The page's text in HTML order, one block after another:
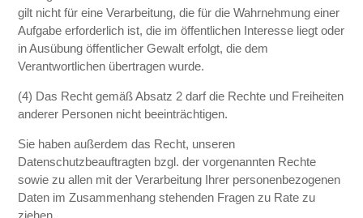
gilt nicht für eine Verarbeitung, die für die Wahrnehmung einer
Aufgabe erforderlich ist, die im öffentlichen Interesse liegt oder
in Ausübung öffentlicher Gewalt erfolgt, die dem
Verantwortlichen übertragen wurde.
(4) Das Recht gemäß Absatz 2 darf die Rechte und Freiheiten
anderer Personen nicht beeinträchtigen.
Sie haben außerdem das Recht, unseren
Datenschutzbeauftragten bzgl. der vorgenannten Rechte
sowie zu allen mit der Verarbeitung Ihrer personenbezogenen
Daten im Zusammenhang stehenden Fragen zu Rate zu
ziehen.